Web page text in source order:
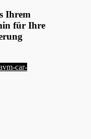
Ihrem
für Ihre
car-